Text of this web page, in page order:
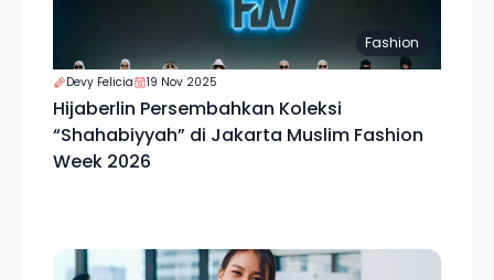
Fashion
Devy Felicia 19 Nov 2025
Hijaberlin Persembahkan Koleksi
“Shahabiyyah” di Jakarta Muslim Fashion
Week 2026